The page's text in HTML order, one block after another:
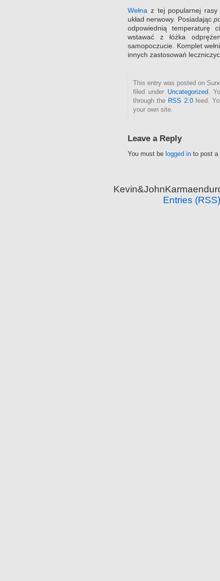
Wełna z tej popularnej rasy
układ nerwowy. Posiadając
odpowiednią temperaturę
wstawać z łóżka
samopoczucie. Komplet
innych zastosowań
This entry was posted on
filed under Uncategorized .
through the RSS 2.0feed.
your own site.
Leave a Reply
You must be logged in to post a
Entries (RSS)